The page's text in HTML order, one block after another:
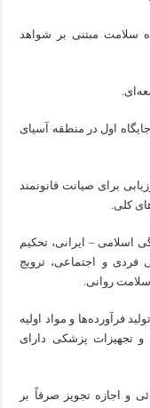
سلامت مبتنی بر شواهد
اول در منطقه آسیای
برای صیانت قانونمند
کلی.
اسلامی – ایرانی، تحکیم
فردی و اجتماعی، ترویج
روانی.
فرآورده‌ها و مواد اولیه
تجهیزات پزشکی دارای
و اجازه تجویز صرفاً بر